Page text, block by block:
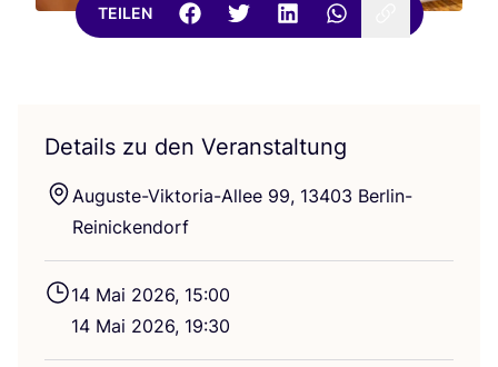
TEILEN
Details zu den Veranstaltung
Augus­te-Vik­to­ria-Allee 99, 13403 Berlin-
Reinickendorf
14 Mai 2026, 15:00
14 Mai 2026, 19:30